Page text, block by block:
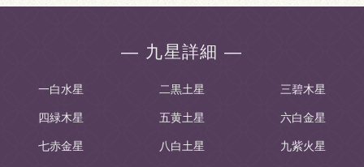
― 九星詳細 ―
一白水星 二黒土星 三碧木星
四緑木星 五黄土星 六白金星
七赤金星 八白土星 九紫火星